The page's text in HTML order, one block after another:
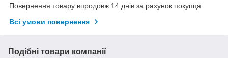
Повернення товару впродовж 14 днів за рахунок покупця
Всі умови повернення
Подібні товари компанії